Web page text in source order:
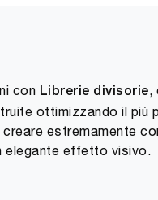
con Librerie divisorie,
ottimizzando il
estremamente
elegante effetto visivo.